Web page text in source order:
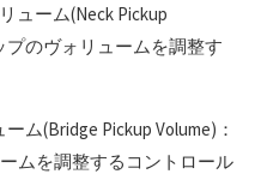
ューム(Neck Pickup
プのヴォリュームを調整す
ム(Bridge Pickup Volume)：
ムを調整するコントロール